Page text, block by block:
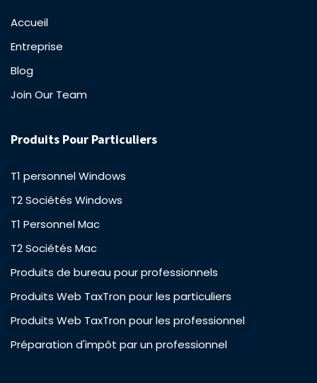
Accueil
Entreprise
Blog
Join Our Team
Produits Pour Particuliers
T1 personnel Windows
T2 Sociétés Windows
T1 Personnel Mac
T2 Sociétés Mac
Produits de bureau pour professionnels
Produits Web TaxTron pour les particuliers
Produits Web TaxTron pour les professionnel
Préparation d'impôt par un professionnel